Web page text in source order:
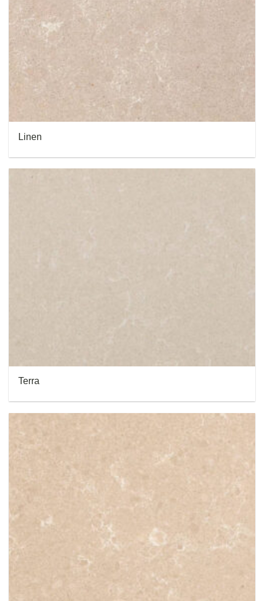
Linen
Terra